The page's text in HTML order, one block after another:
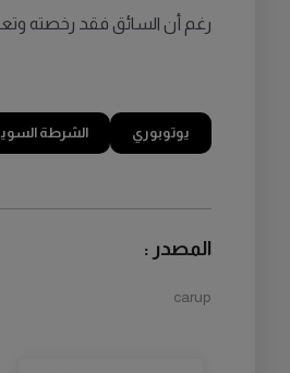
رغم أن السائق فقد رخصته
يوتوبوري الشرطة
المصدر :
carup